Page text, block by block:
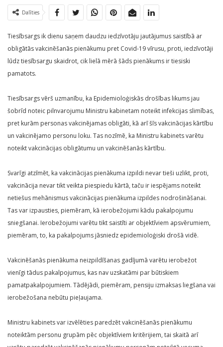
Dalīties
Tiesībsargs ik dienu saņem daudzu iedzīvotāju jautājumus saistībā ar
obligātās vakcinēšanās pienākumu pret Covid-19 vīrusu, proti, iedzīvotāji
lūdz tiesībsargu skaidrot, cik lielā mērā šāds pienākums ir tiesiski
pamatots.
Tiesībsargs vērš uzmanību, ka Epidemioloģiskās drošības likums jau
šobrīd noteic pilnvarojumu Ministru kabinetam noteikt infekcijas slimības,
pret kurām personas vakcinējamas obligāti, kā arī šīs vakcinācijas kārtību
un vakcinējamo personu loku. Tas nozīmē, ka Ministru kabinets varētu
noteikt vakcinācijas obligātumu un vakcinēšanās kārtību.
Svarīgi atzīmēt, ka vakcinācijas pienākuma izpildi nevar tieši uzlikt, proti,
vakcinācija nevar tikt veikta piespiedu kārtā, taču ir iespējams noteikt
netiešus mehānismus vakcinācijas pienākuma izpildes nodrošināšanai.
Tas var izpausties, piemēram, kā ierobežojumi kādu pakalpojumu
sniegšanai. Ierobežojumi varētu tikt saistīti ar objektīviem apsvērumiem,
piemēram, to, ka pakalpojums jāsniedz epidemioloģiski drošā vidē.
Vakcinēšanās pienākuma neizpildīšanas gadījumā varētu ierobežot
vienīgi tādus pakalpojumus, kas nav uzskatāmi par būtiskiem
pamatpakalpojumiem. Tādējādi, piemēram, pensiju izmaksas liegšana vai
ierobežošana nebūtu pieļaujama.
Ministru kabinets var izvēlēties paredzēt vakcinēšanās pienākumu
noteiktām personu grupām pēc objektīviem kritērijiem, tai skaitā arī